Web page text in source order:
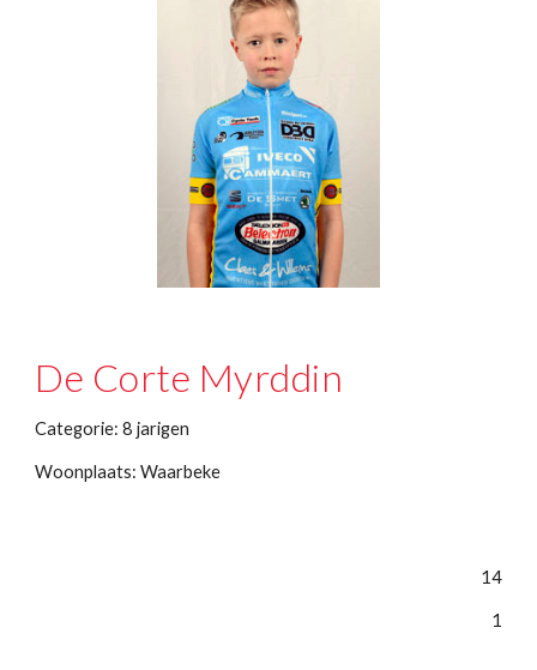
De Corte Myrddin
Categorie: 8 jarigen
Woonplaats: Waarbeke
14
1